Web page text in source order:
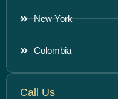
New York
Colombia
Call Us